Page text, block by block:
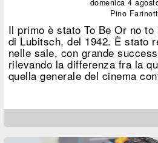
domenica 4
Pino
Il primo è stato To Be Or no
di Lubitsch, del 1942. È stato
nelle sale, con grande
rilevando la differenza fra la
quella generale del cinema